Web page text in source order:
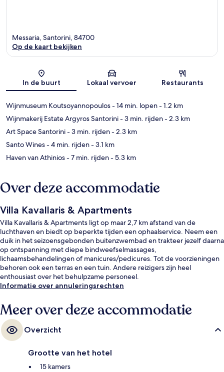
Kaart
Messaria, Santorini, 84700
Op de kaart bekijken
In de buurt Lokaal vervoer Restaurants
Wijnmuseum Koutsoyannopoulos- 14 min. lopen- 1.2 km
Wijnmakerij Estate Argyros Santorini- 3 min. rijden- 2.3 km
Art Space Santorini- 3 min. rijden- 2.3 km
Santo Wines- 4 min. rijden- 3.1 km
Haven van Athinios- 7 min. rijden- 5.3 km
Over deze accommodatie
Villa Kavallaris & Apartments
Villa Kavallaris & Apartments ligt op maar 2,7 km afstand van de
luchthaven en biedt op beperkte tijden een ophaalservice. Neem een
duik in het seizoensgebonden buitenzwembad en trakteer jezelf daarna
op ontspanning met diepe bindweefselmassages,
lichaamsbehandelingen of manicures/pedicures. Tot de voorzieningen
behoren ook een terras en een tuin. Andere reizigers zijn heel
enthousiast over het behulpzame personeel.
Informatie over annuleringsrechten
Meer over deze accommodatie
Overzicht
Grootte van het hotel
15 kamers